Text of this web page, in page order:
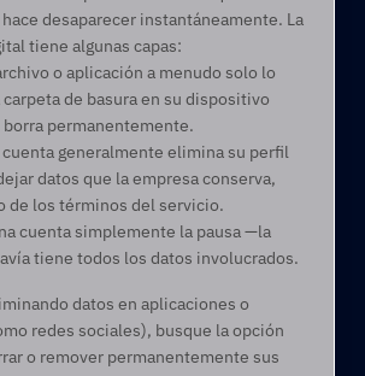
desaparecer instantáneamente. La
tiene algunas capas:
o aplicación a menudo solo lo
carpeta de basura en su dispositivo
borra permanentemente.
generalmente elimina su perfil
datos que la empresa conserva,
de los términos del servicio.
cuenta simplemente la pausa —la
tiene todos los datos involucrados.
datos en aplicaciones o
redes sociales), busque la opción
o remover permanentemente sus